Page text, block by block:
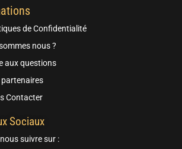
de Confidentialité
nous ?
aux questions
partenaires
Contacter
Sociaux
suivre sur :